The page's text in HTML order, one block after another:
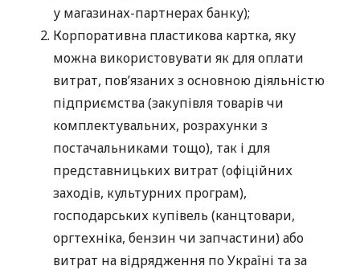
у магазинах-партнерах банку);
Корпоративна пластикова картка, яку
можна використовувати як для оплати
витрат, пов’язаних з основною діяльністю
підприємства (закупівля товарів чи
комплектувальних, розрахунки з
постачальниками тощо), так і для
представницьких витрат (офіційних
заходів, культурних програм),
господарських купівель (канцтовари,
оргтехніка, бензин чи запчастини) або
витрат на відрядження по Україні та за